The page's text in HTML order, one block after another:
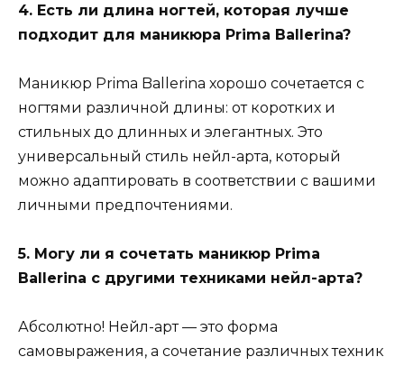
4. Есть ли длина ногтей, которая лучше
подходит для маникюра Prima Ballerina?
Маникюр Prima Ballerina хорошо сочетается с
ногтями различной длины: от коротких и
стильных до длинных и элегантных. Это
универсальный стиль нейл-арта, который
можно адаптировать в соответствии с вашими
личными предпочтениями.
5. Могу ли я сочетать маникюр Prima
Ballerina с другими техниками нейл-арта?
Абсолютно! Нейл-арт — это форма
самовыражения, а сочетание различных техник